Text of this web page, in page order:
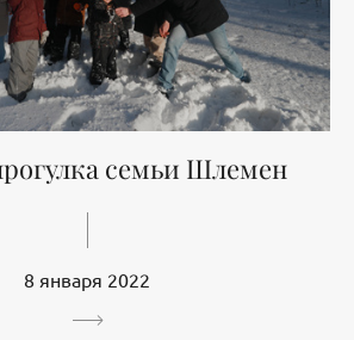
семьи Шлемен
8 января 2022